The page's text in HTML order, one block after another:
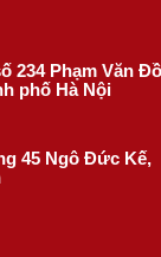
234 Phạm Văn
phố Hà Nội
45 Ngô Đức Kế,